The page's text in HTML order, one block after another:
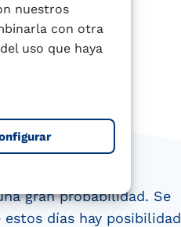
nuestros
con otra
uso que haya
gran probabilidad. Se
días hay posibilidad